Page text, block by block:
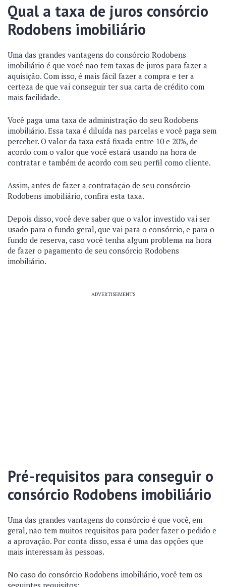
Qual a taxa de juros consórcio
Rodobens imobiliário
Uma das grandes vantagens do consórcio Rodobens
imobiliário é que você não tem taxas de juros para fazer a
aquisição. Com isso, é mais fácil fazer a compra e ter a
certeza de que vai conseguir ter sua carta de crédito com
mais facilidade.
Você paga uma taxa de administração do seu Rodobens
imobiliário. Essa taxa é diluída nas parcelas e você paga sem
perceber. O valor da taxa está fixada entre 10 e 20%, de
acordo com o valor que você estará usando na hora de
contratar e também de acordo com seu perfil como cliente.
Assim, antes de fazer a contratação de seu consórcio
Rodobens imobiliário, confira esta taxa.
Depois disso, você deve saber que o valor investido vai ser
usado para o fundo geral, que vai para o consórcio, e para o
fundo de reserva, caso você tenha algum problema na hora
de fazer o pagamento de seu consórcio Rodobens
imobiliário.
ADVERTISEMENTS
Pré-requisitos para conseguir o
consórcio Rodobens imobiliário
Uma das grandes vantagens do consórcio é que você, em
geral, não tem muitos requisitos para poder fazer o pedido e
a aprovação. Por conta disso, essa é uma das opções que
mais interessam às pessoas.
No caso do consórcio Rodobens imobiliário, você tem os
seguintes requisitos: